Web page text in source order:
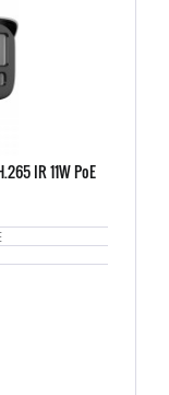
IR 11W PoE